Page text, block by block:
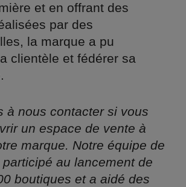
et en offrant des
par des
la marque a pu
clientèle et fédérer sa
à nous contacter si vous
un espace de vente à
marque. Notre équipe de
au lancement de
boutiques et a aidé des